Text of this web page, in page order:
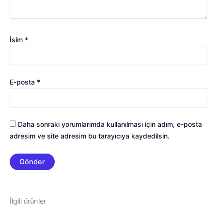
İsim *
E-posta *
Daha sonraki yorumlarımda kullanılması için adım, e-posta
adresim ve site adresim bu tarayıcıya kaydedilsin.
İlgili ürünler